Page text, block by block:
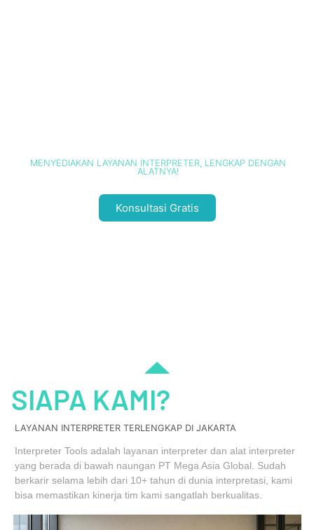
MENYEDIAKAN LAYANAN INTERPRETER, LENGKAP DENGAN
ALATNYA!
Konsultasi Gratis
SIAPA KAMI?
LAYANAN INTERPRETER TERLENGKAP DI JAKARTA
Interpreter Tools adalah layanan interpreter dan alat interpreter
yang berada di bawah naungan PT Mega Asia Global. Sudah
berkarir selama lebih dari 10+ tahun di dunia interpretasi, kami
bisa memastikan kinerja tim kami sangatlah berkualitas.